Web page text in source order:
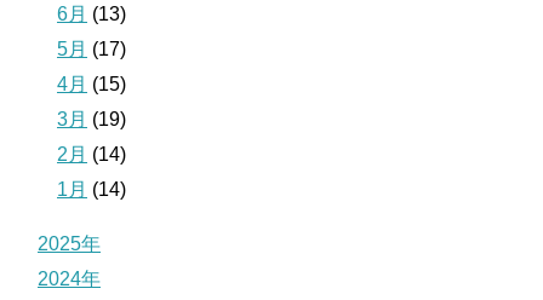
6月 (13)
5月 (17)
4月 (15)
3月 (19)
2月 (14)
1月 (14)
2025年
2024年